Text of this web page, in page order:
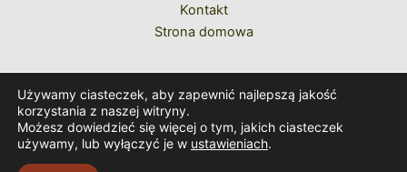
Kontakt
Strona domowa
Używamy ciasteczek, aby zapewnić najlepszą jakość
korzystania z naszej witryny.
Możesz dowiedzieć się więcej o tym, jakich ciasteczek
używamy, lub wyłączyć je w ustawieniach.